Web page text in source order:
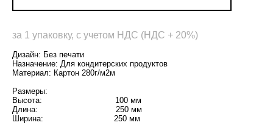
за 1 упаковку, с учетом НДС (НДС + 20%)
Дизайн: Без печати
Назначение: Для кондитерских продуктов
Материал: Картон 280г/м2м
Размеры:
Высота: 100 мм
Длина: 250 мм
Ширина: 250 мм